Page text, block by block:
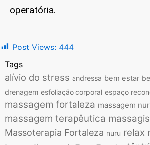
operatória.
Post Views: 444
Tags
alívio do stress andressa bem estar
drenagem esfoliação corporal espaço
massagem fortaleza massagem
massagem terapêutica
Massoterapia Fortaleza nuru relax